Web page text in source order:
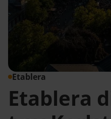
Etablera
Etablera